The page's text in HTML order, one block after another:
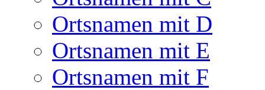
Ortsnamen mit D
Ortsnamen mit E
Ortsnamen mit F